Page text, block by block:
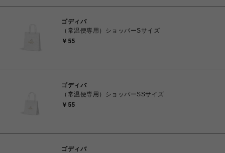
ゴディバ
（常温便専用）ショッパーSサイズ
￥55
ゴディバ
（常温便専用）ショッパーSSサイズ
￥55
ゴディバ